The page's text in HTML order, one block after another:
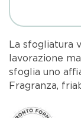
La sfogliatura
lavorazione
sfoglia uno
Fragranza,